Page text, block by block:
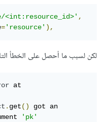
<int:resource_id>',
='resource'),
لكن لسبب ما أحصل على الخطأ
.get()
got an
'pk'